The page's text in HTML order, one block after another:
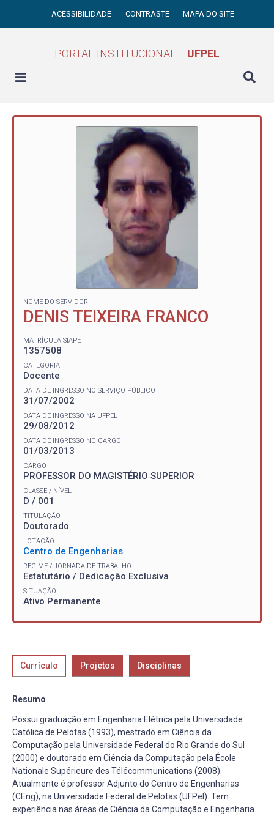
ACESSIBILIDADE CONTRASTE MAPA DO SITE
PORTAL INSTITUCIONAL UFPEL
NOME DO SERVIDOR
DENIS TEIXEIRA FRANCO
MATRÍCULA SIAPE
1357508
CATEGORIA
Docente
DATA DE INGRESSO NO SERVIÇO PÚBLICO
31/07/2002
DATA DE INGRESSO NA UFPEL
29/08/2012
DATA DE INGRESSO NO CARGO
01/03/2013
CARGO
PROFESSOR DO MAGISTÉRIO SUPERIOR
CLASSE / NÍVEL
D / 001
TITULAÇÃO
Doutorado
LOTAÇÃO
Centro de Engenharias
REGIME / JORNADA DE TRABALHO
Estatutário / Dedicação Exclusiva
SITUAÇÃO
Ativo Permanente
Currículo Projetos Disciplinas
Resumo
Possui graduação em Engenharia Elétrica pela Universidade
Católica de Pelotas (1993), mestrado em Ciência da
Computação pela Universidade Federal do Rio Grande do Sul
(2000) e doutorado em Ciência da Computação pela École
Nationale Supérieure des Télécommunications (2008).
Atualmente é professor Adjunto do Centro de Engenharias
(CEng), na Universidade Federal de Pelotas (UFPel). Tem
experiência nas áreas de Ciência da Computação e Engenharia